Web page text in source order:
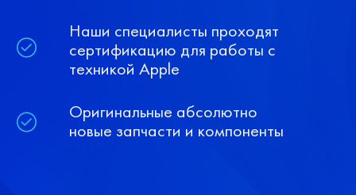
Наши специалисты проходят
сертификацию для работы с
техникой Apple
Оригинальные абсолютно
новые запчасти и компоненты